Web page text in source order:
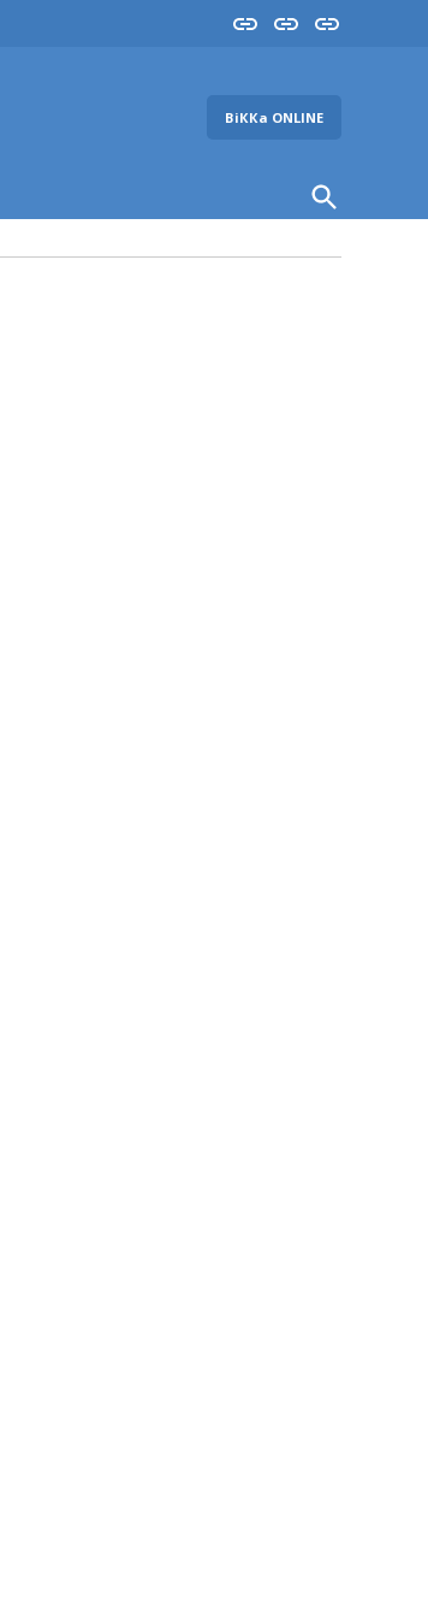
InstaYouTube
FB
ВіККа ONLINE
Open
Search